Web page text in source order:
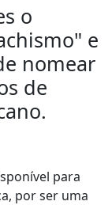
o
e
nomear
de
para
por ser uma